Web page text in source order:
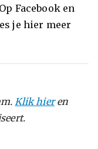
Facebook en
je hier meer
Klik hieren